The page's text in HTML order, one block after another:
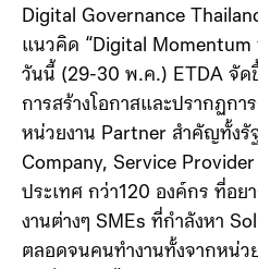
Digital Governance
แนวคิด “Digital Momentum
วันนี้ (29-30 พ.ค.) ETDA จัด
การสร้างโอกาสและปรากฏก
หน่วยงาน Partner สำคัญทั้งรั
Company, Service
ประเทศ กว่า120 องค์กร ที่อย
งานต่างๆ SMEs ที่กำลังหา
ตลอดจนคนทำงานทั้งจากหน่ว